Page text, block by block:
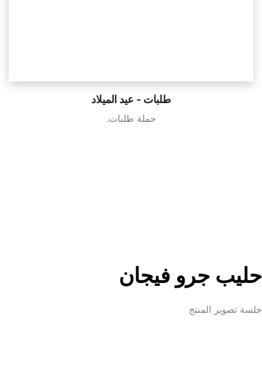
طلبات - عيد الميلاد
حملة طلبات.
حليب جرو فيجان
جلسة تصوير المنتج